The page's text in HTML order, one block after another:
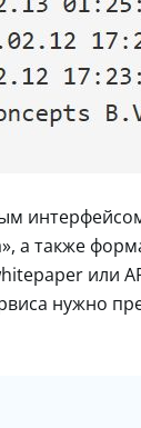
а также
или
нужно